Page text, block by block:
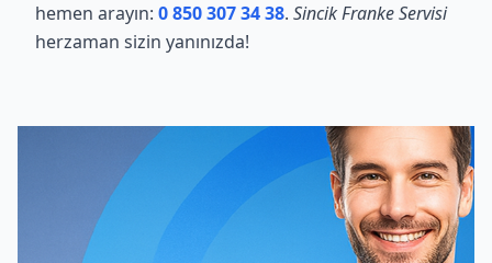
hemen arayın: 0 850 307 34 38. Sincik Franke Servisi
herzaman sizin yanınızda!